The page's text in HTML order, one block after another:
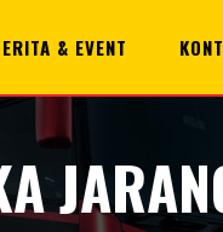
& EVENT